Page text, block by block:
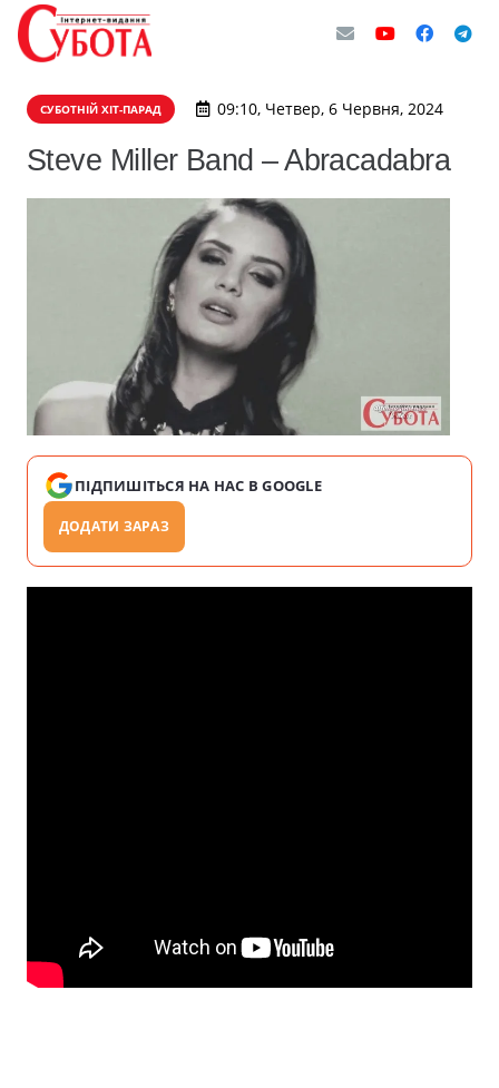
СУБОТНІЙ ХІТ-ПАРАД 09:10, Четвер, 6 Червня, 2024
Steve Miller Band – Abracadabra
ПІДПИШІТЬСЯ НА НАС В GOOGLE
ДОДАТИ ЗАРАЗ